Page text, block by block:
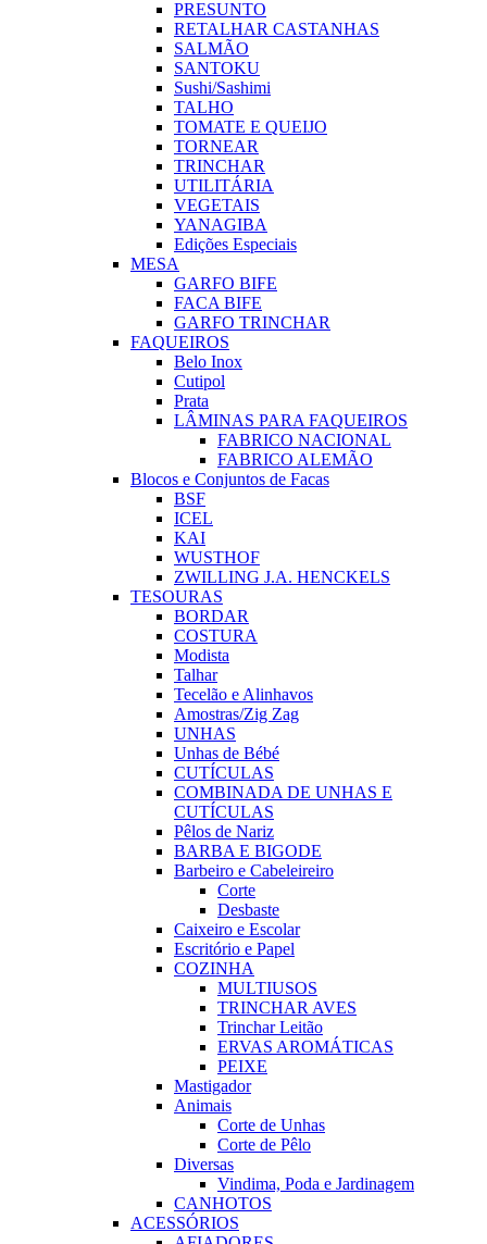
PRESUNTO
RETALHAR CASTANHAS
SALMÃO
SANTOKU
Sushi/Sashimi
TALHO
TOMATE E QUEIJO
TORNEAR
TRINCHAR
UTILITÁRIA
VEGETAIS
YANAGIBA
Edições Especiais
MESA
GARFO BIFE
FACA BIFE
GARFO TRINCHAR
FAQUEIROS
Belo Inox
Cutipol
Prata
LÂMINAS PARA FAQUEIROS
FABRICO NACIONAL
FABRICO ALEMÃO
Blocos e Conjuntos de Facas
BSF
ICEL
KAI
WUSTHOF
ZWILLING J.A. HENCKELS
TESOURAS
BORDAR
COSTURA
Modista
Talhar
Tecelão e Alinhavos
Amostras/Zig Zag
UNHAS
Unhas de Bébé
CUTÍCULAS
COMBINADA DE UNHAS E
CUTÍCULAS
Pêlos de Nariz
BARBA E BIGODE
Barbeiro e Cabeleireiro
Corte
Desbaste
Caixeiro e Escolar
Escritório e Papel
COZINHA
MULTIUSOS
TRINCHAR AVES
Trinchar Leitão
ERVAS AROMÁTICAS
PEIXE
Mastigador
Animais
Corte de Unhas
Corte de Pêlo
Diversas
Vindima, Poda e Jardinagem
CANHOTOS
ACESSÓRIOS